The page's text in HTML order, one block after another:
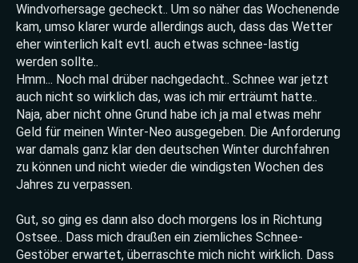
Windvorhersage gecheckt.. Um so näher das Wochenende
kam, umso klarer wurde allerdings auch, dass das Wetter
eher winterlich kalt evtl. auch etwas schnee-lastig
werden sollte..
Hmm... Noch mal drüber nachgedacht.. Schnee war jetzt
auch nicht so wirklich das, was ich mir erträumt hatte..
Naja, aber nicht ohne Grund habe ich ja mal etwas mehr
Geld für meinen Winter-Neo ausgegeben. Die Anforderung
war damals ganz klar den deutschen Winter durchfahren
zu können und nicht wieder die windigsten Wochen des
Jahres zu verpassen.
Gut, so ging es dann also doch morgens los in Richtung
Ostsee.. Dass mich draußen ein ziemliches Schnee-
Gestöber erwartet, überraschte mich nicht wirklich. Dass